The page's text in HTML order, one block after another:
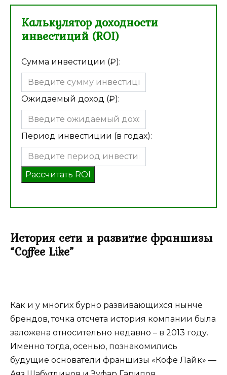
Калькулятор доходности
инвестиций (ROI)
Сумма инвестиции (₽):
Ожидаемый доход (₽):
Период инвестиции (в годах):
Рассчитать ROI
История сети и развитие франшизы
“Coffee Like”
Как и у многих бурно развивающихся нынче
брендов, точка отсчета история компании была
заложена относительно недавно – в 2013 году.
Именно тогда, осенью, познакомились
будущие основатели франшизы «Кофе Лайк» —